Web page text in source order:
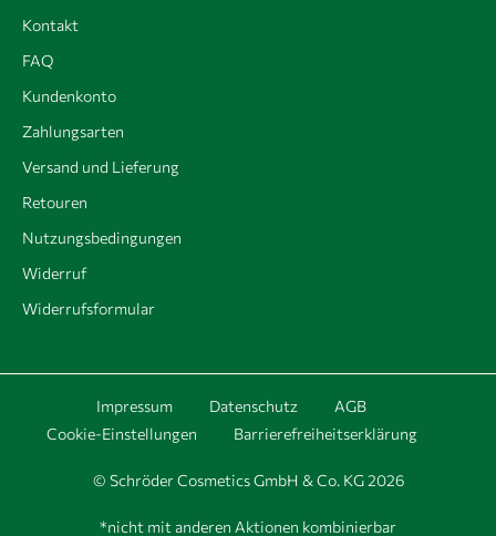
Kontakt
FAQ
Kundenkonto
Zahlungsarten
Versand und Lieferung
Retouren
Nutzungsbedingungen
Widerruf
Widerrufsformular
Impressum Datenschutz
AGB
Cookie-Einstellungen
Barrierefreiheitserklärung
© Schröder Cosmetics GmbH & Co. KG 2026
*nicht mit anderen Aktionen kombinierbar